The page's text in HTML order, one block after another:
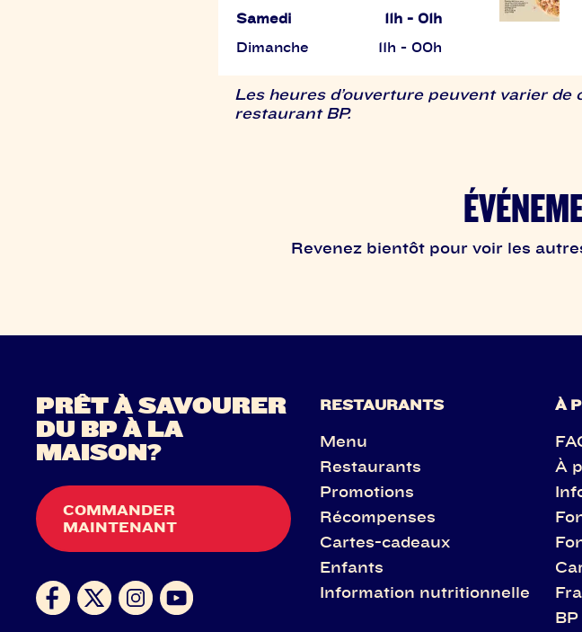
Samedi
11h - 01h
Dimanche
11h - 00h
Les heures d’ouverture peuvent varier
restaurant BP.
Revenez bientôt pour voir les
PRÊT À SAVOURER
DU BP À LA
MAISON?
COMMANDER
MAINTENANT
RESTAURANTS
Menu
Restaurants
Promotions
Récompenses
Cartes-cadeaux
Enfants
Information nutritionnelle
À
À